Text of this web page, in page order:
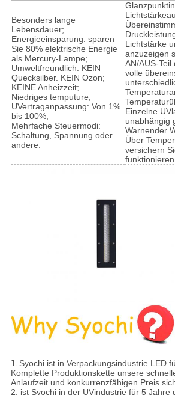
Besonders lange
Lebensdauer;
Energieeinsparung: sparen
Sie 80% elektrische Energie
als Mercury-Lampe;
Umweltfreundlich: KEIN
Quecksilber. KEIN Ozon;
KEINE Anheizzeit;
Niedriges temputure;
UVertraganpassung: Von 1%
bis 100%;
Mehrfache Steuermodi:
Schaltung, Spannung oder
andere.
Lichtstärke
anzuzeigen
AN/AUS-
volle
Einzelne
unabhängig
Warnender
Über
versichern
1. Syochi ist in Verpackungsindustrie LED
Komplette Produktionskette unsere
Anlaufzeit und konkurrenzfähigen Preis
2. ist Syochi in der UVindustrie für 5 Jahre